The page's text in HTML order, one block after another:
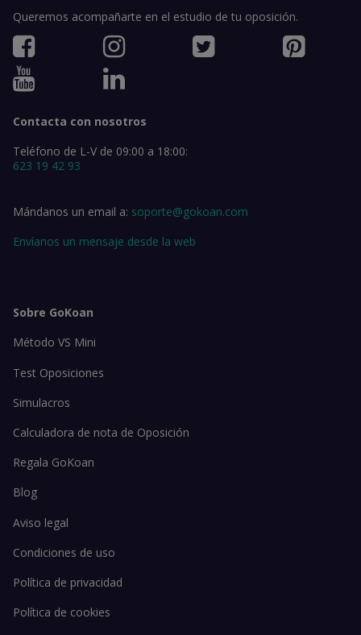
Queremos acompañarte en el estudio de tu oposición.
Contacta con nosotros
Teléfono de L-V de 09:00 a 18:00:
623 19 42 93
Mándanos un email a: soporte@gokoan.com
Envíanos un mensaje desde la web
Sobre GoKoan
Método VS Mini
Test Oposiciones
Simulacros
Calculadora de nota de Oposición
Regala GoKoan
Blog
Aviso legal
Condiciones de uso
Política de privacidad
Política de cookies